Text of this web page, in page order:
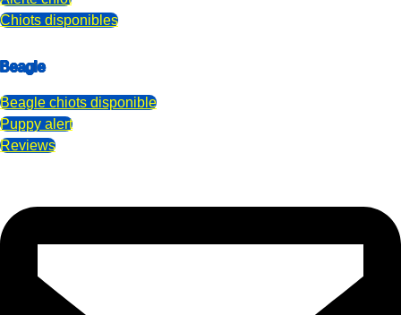
Chiots disponibles
Beagle
Beagle chiots disponible
Puppy alert
Reviews